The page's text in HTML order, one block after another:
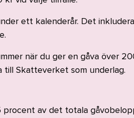
ett kalenderår. Det
när du ger en gåva över
till Skatteverket som underlag.
av det totala